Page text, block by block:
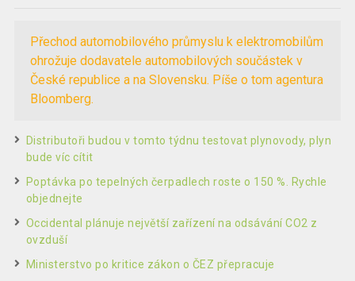
Přechod automobilového průmyslu k elektromobilům
ohrožuje dodavatele automobilových součástek v
České republice a na Slovensku. Píše o tom agentura
Bloomberg.
Distributoři budou v tomto týdnu testovat plynovody, plyn
bude víc cítit
Poptávka po tepelných čerpadlech roste o 150 %. Rychle
objednejte
Occidental plánuje největší zařízení na odsávání CO2 z
ovzduší
Ministerstvo po kritice zákon o ČEZ přepracuje